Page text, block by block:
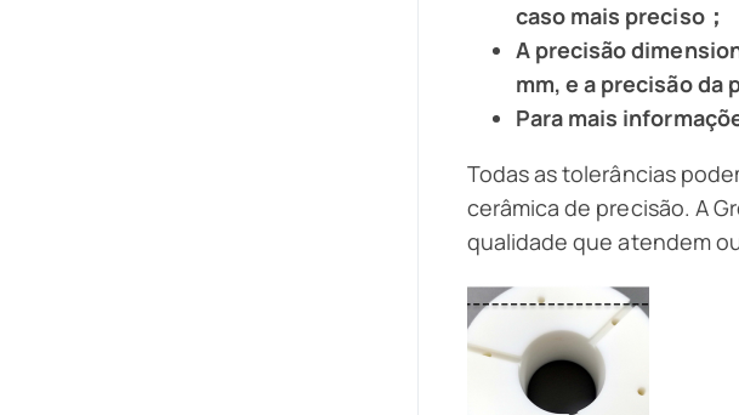
caso mais preciso；
A precisão
mm, e a precisão da
Para mais
Todas as tolerâncias
cerâmica de precisão. A
qualidade que atendem